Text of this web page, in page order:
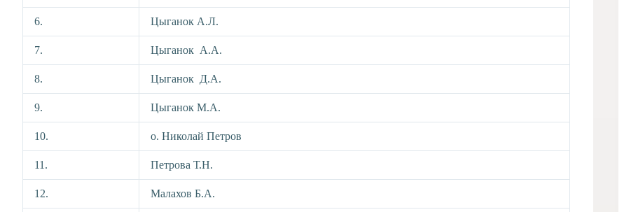
6. Цыганок А.Л.
7. Цыганок А.А.
8. Цыганок Д.А.
9. Цыганок М.А.
10. о. Николай Петров
11. Петрова Т.Н.
12. Малахов Б.А.